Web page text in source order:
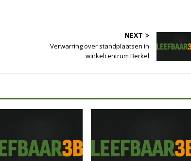
NEXT
Verwarring over standplaatsen in
winkelcentrum Berkel